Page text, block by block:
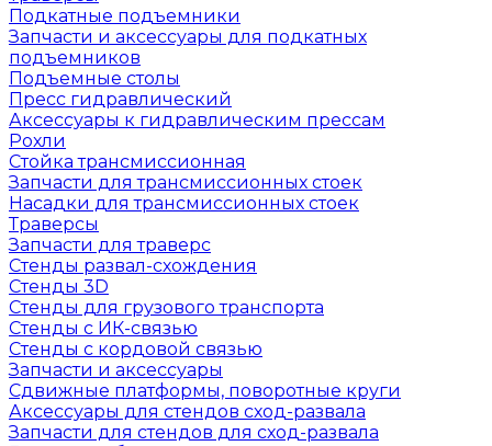
Подкатные подъемники
Запчасти и аксессуары для подкатных
подъемников
Подъемные столы
Пресс гидравлический
Аксессуары к гидравлическим прессам
Рохли
Стойка трансмиссионная
Запчасти для трансмиссионных стоек
Насадки для трансмиссионных стоек
Траверсы
Запчасти для траверс
Стенды развал-схождения
Стенды 3D
Стенды для грузового транспорта
Стенды с ИК-связью
Стенды с кордовой связью
Запчасти и аксессуары
Сдвижные платформы, поворотные круги
Аксессуары для стендов сход-развала
Запчасти для стендов для сход-развала